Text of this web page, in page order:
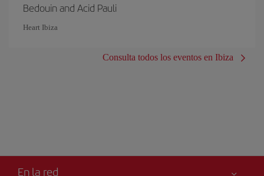
Bedouin and Acid Pauli
Heart Ibiza
Consulta todos los eventos en Ibiza
En la red